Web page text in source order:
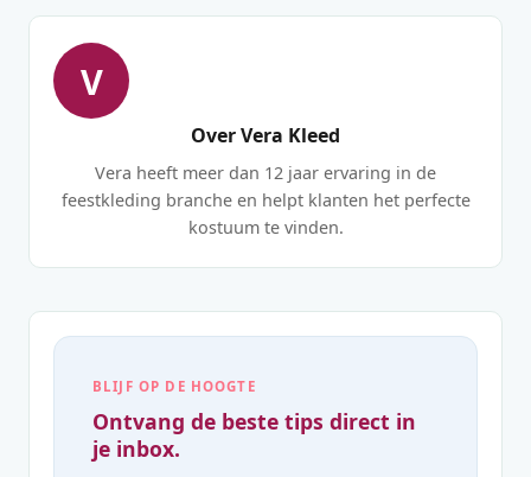
V
Over Vera Kleed
Vera heeft meer dan 12 jaar ervaring in de
feestkleding branche en helpt klanten het perfecte
kostuum te vinden.
BLIJF OP DE HOOGTE
Ontvang de beste tips direct in
je inbox.